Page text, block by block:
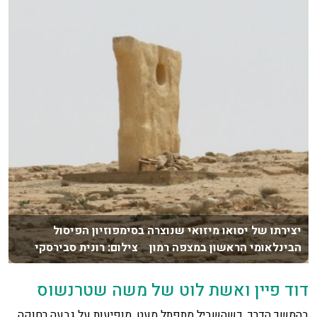
יצירתו של יסואו מיזואי שנוצרה בסימפוזיון הפיסול
הבינלאומי הראשון במצפה רמון צילום: רונית סבירסקי
דוד פיין ואשת לוט של משה שטרנשוס